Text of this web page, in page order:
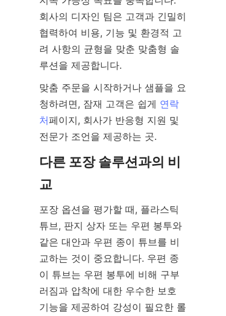
회사의 디자인 팀은 고객과 긴밀히
협력하여 비용, 기능 및 환경적 고
려 사항의 균형을 맞춘 맞춤형 솔
루션을 제공합니다.
맞춤 주문을 시작하거나 샘플을 요
청하려면, 잠재 고객은 쉽게 연락
처페이지, 회사가 반응형 지원 및
전문가 조언을 제공하는 곳.
다른 포장 솔루션과의 비
교
포장 옵션을 평가할 때, 플라스틱
튜브, 판지 상자 또는 우편 봉투와
같은 대안과 우편 종이 튜브를 비
교하는 것이 중요합니다. 우편 종
이 튜브는 우편 봉투에 비해 구부
러짐과 압착에 대한 우수한 보호
기능을 제공하여 강성이 필요한 롤